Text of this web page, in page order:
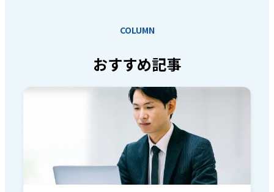
COLUMN
おすすめ記事